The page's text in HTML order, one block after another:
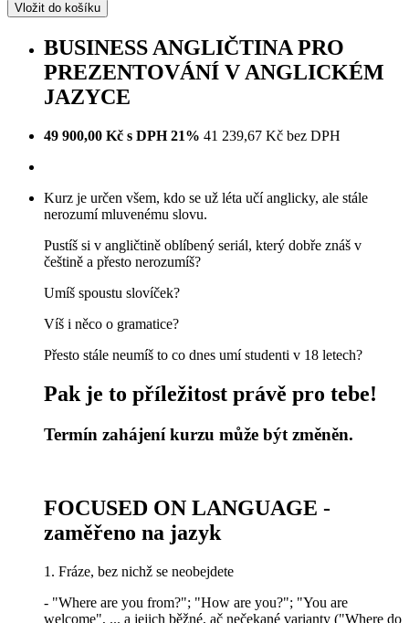
Vložit do košíku
BUSINESS ANGLIČTINA PRO
PREZENTOVÁNÍ V ANGLICKÉM
JAZYCE
49 900,00 Kč s DPH 21% 41 239,67 Kč bez DPH
Kurz je určen všem, kdo se už léta učí anglicky, ale stále
nerozumí mluvenému slovu.
Pustíš si v angličtině oblíbený seriál, který dobře znáš v
češtině a přesto nerozumíš?
Umíš spoustu slovíček?
Víš i něco o gramatice?
Přesto stále neumíš to co dnes umí studenti v 18 letech?
Pak je to příležitost právě pro tebe!
Termín zahájení kurzu může být změněn.
FOCUSED ON LANGUAGE -
zaměřeno na jazyk
1. Fráze, bez nichž se neobejdete
- "Where are you from?"; "How are you?"; "You are
welcome", ... a jejich běžné, ač nečekané varianty ("Where do